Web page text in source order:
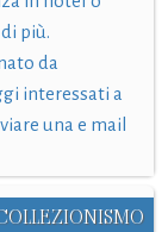
più.
da
interessati a
una e mail